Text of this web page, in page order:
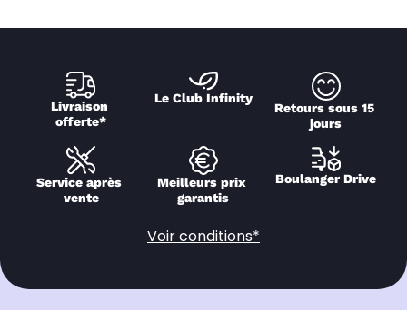
Livraison
offerte*
Le Club Infinity
Retours sous 15
jours
Service après
vente
Meilleurs prix
garantis
Boulanger Drive
Voir conditions*